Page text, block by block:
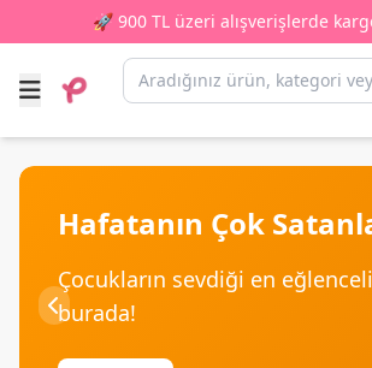
🚀 900 TL üzeri alışverişlerde
Hafatanın Çok
Çocukların sevdiği en
burada!